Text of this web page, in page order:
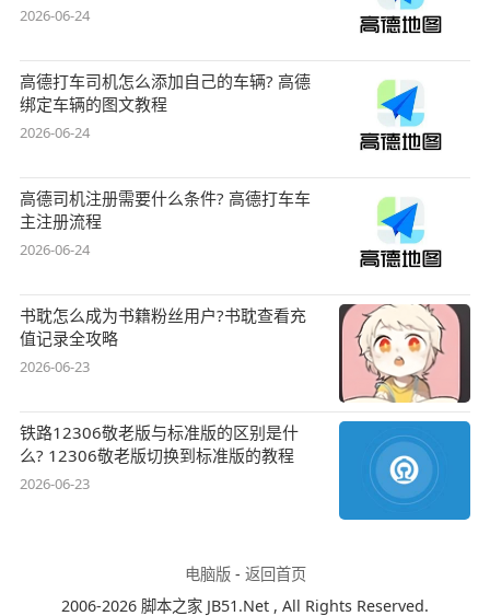
2026-06-24
高德打车司机怎么添加自己的车辆? 高德
绑定车辆的图文教程
2026-06-24
高德司机注册需要什么条件? 高德打车车
主注册流程
2026-06-24
书耽怎么成为书籍粉丝用户?书耽查看充
值记录全攻略
2026-06-23
铁路12306敬老版与标准版的区别是什
么? 12306敬老版切换到标准版的教程
2026-06-23
电脑版- 返回首页
2006-2026 脚本之家 JB51.Net , All Rights Reserved.